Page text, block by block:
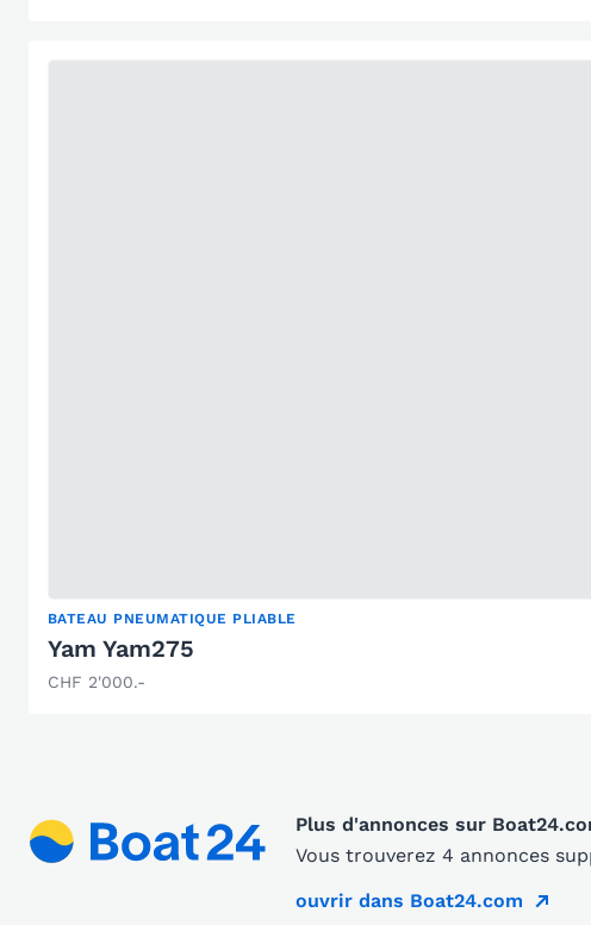
BATEAU PNEUMATIQUE PLIABLE
Yam Yam275
CHF 2'000.-
Plus d'annonces sur
Vous trouverez 4 annonces
ouvrir dans Boat24.com